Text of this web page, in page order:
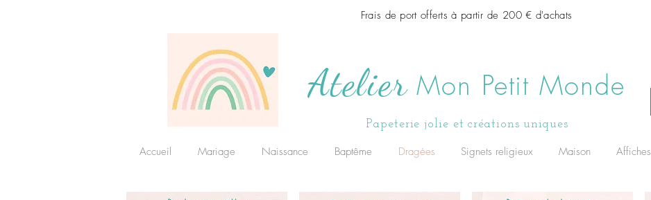
Frais de port offerts à partir de 200 € d'achats
Atelier Mon Petit Monde
Papeterie jolie et créations uniques
Accueil Mariage Naissance Baptême Dragées Signets religieux Maison Affiches